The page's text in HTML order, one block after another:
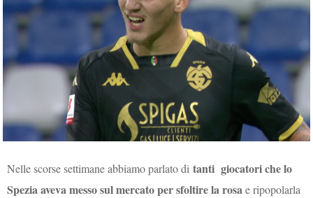
Nelle scorse settimane abbiamo parlato ditanti giocatori che lo
Spezia aveva messo sul mercato per sfoltire la rosae ripopolarla